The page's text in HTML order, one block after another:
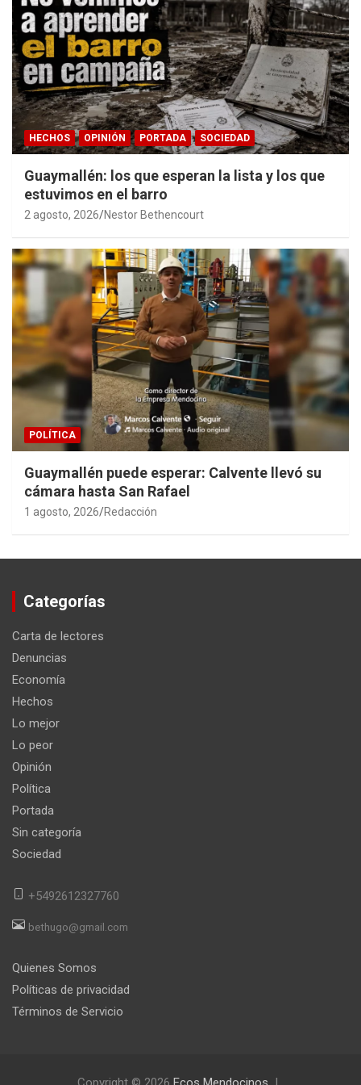
HECHOS OPINIÓN PORTADA SOCIEDAD
Guaymallén: los que esperan la lista y los que
estuvimos en el barro
2 agosto, 2026 Nestor Bethencourt
POLÍTICA
Guaymallén puede esperar: Calvente llevó su
cámara hasta San Rafael
1 agosto, 2026 Redacción
Categorías
Carta de lectores
Denuncias
Economía
Hechos
Lo mejor
Lo peor
Opinión
Política
Portada
Sin categoría
Sociedad
+5492612327760
bethugo@gmail.com
Quienes Somos
Políticas de privacidad
Términos de Servicio